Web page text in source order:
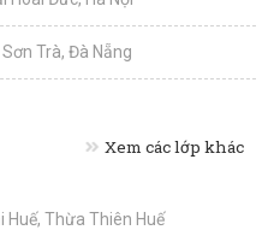
Trà, Đà Nẵng
Xem các lớp khác
Huế, Thừa Thiên Huế